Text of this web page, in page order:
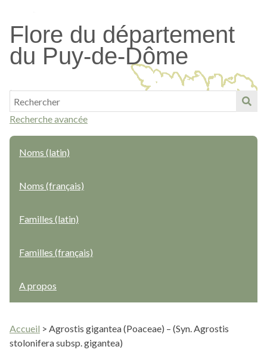
contenu
principal
Flore du département
du Puy-de-Dôme
Recherche avancée
Noms (latin)
Noms (français)
Familles (latin)
Familles (français)
A propos
Accueil > Agrostis gigantea (Poaceae) – (Syn. Agrostis
stolonifera subsp. gigantea)